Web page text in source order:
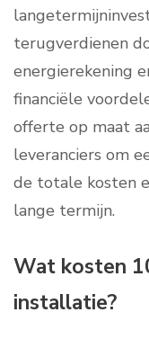
terugverdienen
energierekening
financiële
offerte op maat
leveranciers om
de totale kosten
lange termijn.
Wat kosten
installatie?